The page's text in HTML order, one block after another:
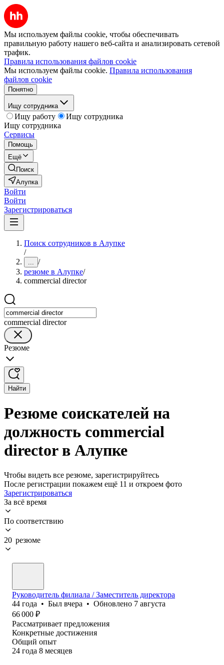
Мы используем файлы cookie, чтобы обеспечивать
правильную работу нашего веб-сайта и анализировать сетевой
трафик.
Правила использования файлов cookie
Мы используем файлы cookie. Правила использования
файлов cookie
Понятно
Ищу сотрудника
Ищу работу
Ищу сотрудника
Ищу сотрудника
Сервисы
Помощь
Ещё
Поиск
Алупка
Войти
Войти
Зарегистрироваться
Поиск сотрудников в Алупке
/
... /
резюме в Алупке/
commercial director
commercial director
Резюме
Найти
Резюме соискателей на
должность commercial
director в Алупке
Чтобы видеть все резюме, зарегистрируйтесь
После регистрации покажем ещё 11 и откроем фото
Зарегистрироваться
За всё время
По соответствию
20 резюме
Руководитель филиала / Заместитель директора
44 года • Был вчера • Обновлено 7 августа
66 000 ₽
Рассматривает предложения
Конкретные достижения
Общий опыт
24 года 8 месяцев